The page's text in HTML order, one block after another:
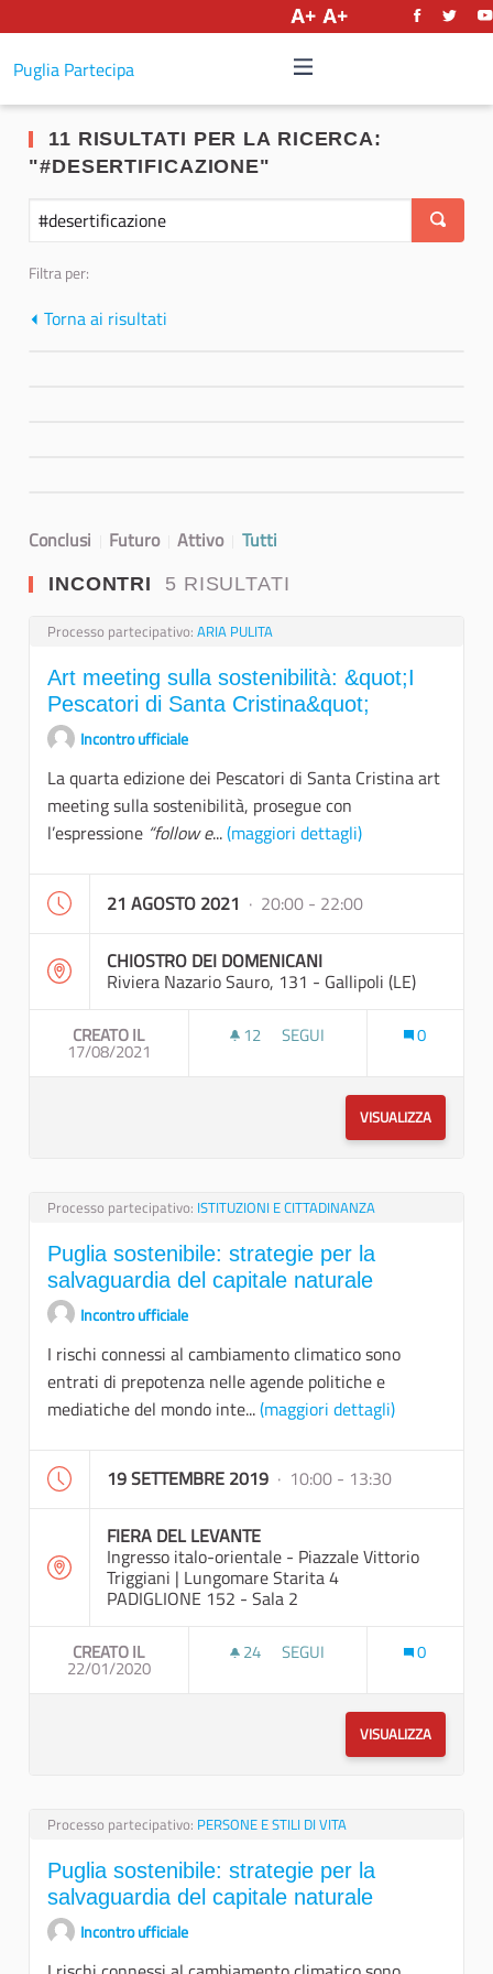
Puglia Partecipa
11 RISULTATI PER LA RICERCA:
"#DESERTIFICAZIONE"
Filtra per:
Torna ai risultati
Conclusi Futuro Attivo Tutti
INCONTRI 5 RISULTATI
Processo partecipativo: ARIA PULITA
Art meeting sulla sostenibilità: &quot;I
Pescatori di Santa Cristina&quot;
Incontro ufficiale
La quarta edizione dei Pescatori di Santa Cristina art
meeting sulla sostenibilità, prosegue con
l’espressione “follow e...(maggiori dettagli)
21 AGOSTO 2021 · 20:00 - 22:00
CHIOSTRO DEI DOMENICANI
Riviera Nazario Sauro, 131 - Gallipoli (LE)
CREATO IL
17/08/2021
12 12 SOSTENITORI
SEGUI 0
VISUALIZZA
Processo partecipativo: ISTITUZIONI E CITTADINANZA
Puglia sostenibile: strategie per la
salvaguardia del capitale naturale
Incontro ufficiale
I rischi connessi al cambiamento climatico sono
entrati di prepotenza nelle agende politiche e
mediatiche del mondo inte...(maggiori dettagli)
19 SETTEMBRE 2019 · 10:00 - 13:30
FIERA DEL LEVANTE
Ingresso italo-orientale - Piazzale Vittorio
Triggiani | Lungomare Starita 4
PADIGLIONE 152 - Sala 2
CREATO IL
22/01/2020
24 24 SOSTENITORI
SEGUI 0
VISUALIZZA
Processo partecipativo: PERSONE E STILI DI VITA
Puglia sostenibile: strategie per la
salvaguardia del capitale naturale
Incontro ufficiale